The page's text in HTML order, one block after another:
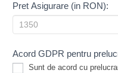
Pret Asigurare (in RON):
Acord GDPR pentru
Sunt de acord cu